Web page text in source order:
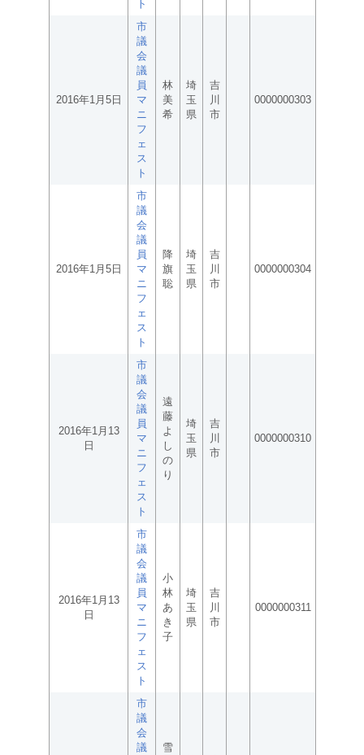
ト
2016年1月5日
市
議
会
議
員
マ
ニ
フ
ェ
ス
ト
林
美
希
埼
玉
県
吉
川
市
0000000303
2016年1月5日
市
議
会
議
員
マ
ニ
フ
ェ
ス
ト
降
旗
聡
埼
玉
県
吉
川
市
0000000304
2016年1月13
日
市
議
会
議
員
マ
ニ
フ
ェ
ス
ト
遠
藤
よ
し
の
り
埼
玉
県
吉
川
市
0000000310
2016年1月13
日
市
議
会
議
員
マ
ニ
フ
ェ
ス
ト
小
林
あ
き
子
埼
玉
県
吉
川
市
0000000311
市
議
会
議
雪